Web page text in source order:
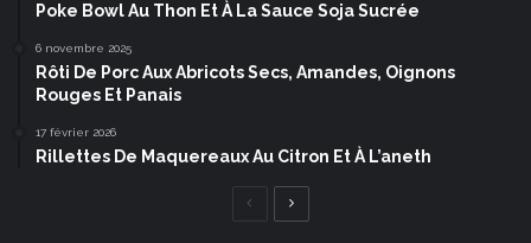
Poke Bowl Au Thon Et À La Sauce Soja Sucrée
6 novembre 2025
Rôti De Porc Aux Abricots Secs, Amandes, Oignons
Rouges Et Panais
17 février 2026
Rillettes De Maquereaux Au Citron Et À L’aneth
Page